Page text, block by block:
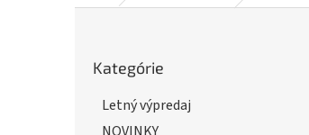
kategórie
Kategórie
Letný výpredaj